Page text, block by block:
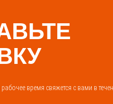
время свяжется с вами в